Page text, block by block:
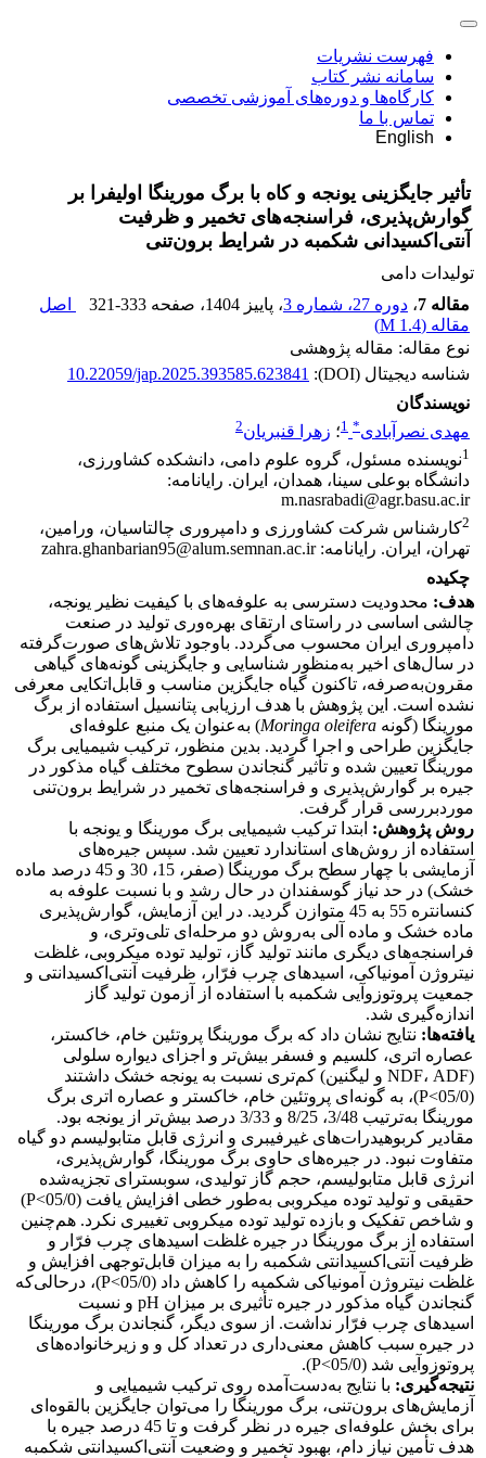
فهرست نشریات
سامانه نشر کتاب
کارگاه‌ها و دوره‌های آموزشی تخصصی
تماس با ما
English
تأثیر جایگزینی یونجه و کاه با برگ مورینگا اولیفرا بر
گوارش‌پذیری، فراسنجه‌های تخمیر و ظرفیت
آنتی‌اکسیدانی شکمبه در شرایط برون‌تنی
تولیدات دامی
مقاله 7
، دوره 27، شماره 3 ، پاییز 1404 ، صفحه 321-333
اصل
مقاله (1.4 M
)
نوع مقاله: مقاله پژوهشی
شناسه دیجیتال (DOI):
10.22059/jap.2025.393585.623841
نویسندگان
مهدی نصرآبادی*
1؛ زهرا قنبریان2
1نویسنده مسئول، گروه علوم دامی، دانشکده کشاورزی،
دانشگاه بوعلی سینا، همدان، ایران. رایانامه:
m.nasrabadi@agr.basu.ac.ir
2کارشناس شرکت کشاورزی و دامپروری چالتاسیان، ورامین،
تهران، ایران. رایانامه: zahra.ghanbarian95@alum.semnan.ac.ir
چکیده
هدف: محدودیت دسترسی به علوفه‌های با کیفیت نظیر یونجه،
چالشی اساسی در راستای ارتقای بهره‌وری تولید در صنعت
دامپروری ایران محسوب می‌گردد. باوجود تلاش‌های صورت‌گرفته
در سال‌های اخیر به‌منظور شناسایی و جایگزینی گونه‌های گیاهی
مقرون‌به‌صرفه، تاکنون گیاه جایگزین مناسب و قابل‌اتکایی معرفی
نشده است. این پژوهش با هدف ارزیابی پتانسیل استفاده از برگ
مورینگا (گونه
Moringa oleifera
) به‌عنوان یک منبع علوفه‌ای
جایگزین طراحی و اجرا گردید. بدین منظور، ترکیب شیمیایی برگ
مورینگا تعیین شده و تأثیر گنجاندن سطوح مختلف گیاه مذکور در
جیره بر گوارش‌پذیری و فراسنجه‌های تخمیر در شرایط برون‌تنی
موردبررسی قرار گرفت.
روش پژوهش: ابتدا ترکیب شیمیایی برگ مورینگا و یونجه با
استفاده از روش‌های استاندارد تعیین شد. سپس جیره‌های
آزمایشی با چهار سطح برگ مورینگا (صفر، 15، 30 و 45 درصد ماده
خشک) در حد نیاز گوسفندان در حال رشد و با نسبت علوفه به
کنسانتره 55 به 45 متوازن گردید. در این آزمایش، گوارش‌پذیری
ماده خشک و ماده آلی به‌روش دو مرحله‌ای تلی‌وتری، و
فراسنجه‌های دیگری مانند تولید گاز، تولید توده میکروبی، غلظت
نیتروژن آمونیاکی، اسیدهای چرب فرّار، ظرفیت آنتی‌اکسیدانتی و
جمعیت پروتوزوآیی شکمبه با استفاده از آزمون تولید گاز
اندازه‌گیری شد.
یافته‌ها: نتایج نشان داد که برگ مورینگا پروتئین خام، خاکستر،
عصاره اتری، کلسیم و فسفر بیش‌تر و اجزای دیواره سلولی
(NDF، ADF و لیگنین) کم‌تری نسبت به یونجه خشک داشتند
(05/0>P)، به گونه‌ای پروتئین خام، خاکستر و عصاره اتری برگ
مورینگا به‌ترتیب 3/48، 8/25 و 3/33 درصد بیش‌تر از یونجه بود.
مقادیر کربوهیدرات‌های غیرفیبری و انرژی قابل متابولیسم دو گیاه
متفاوت نبود. در جیره‌های حاوی برگ مورینگا، گوارش‌پذیری،
انرژی قابل متابولیسم، حجم گاز تولیدی، سوبسترای تجزیه‌شده
حقیقی و تولید توده میکروبی به‌طور خطی افزایش یافت (05/0>P)
و شاخص تفکیک و بازده تولید توده میکروبی تغییری نکرد. هم‌چنین
استفاده از برگ مورینگا در جیره غلظت اسیدهای چرب فرّار و
ظرفیت آنتی‌اکسیدانتی شکمبه را به میزان قابل‌توجهی افزایش و
غلظت نیتروژن آمونیاکی شکمبه را کاهش داد (05/0>P)، درحالی‌که
گنجاندن گیاه مذکور در جیره تأثیری بر میزان pH و نسبت
اسیدهای چرب فرّار نداشت. از سوی دیگر، گنجاندن برگ مورینگا
در جیره سبب کاهش معنی‌داری در تعداد کل و و زیرخانواده‌های
پروتوزوآیی شد (05/0>P).
نتیجه‌گیری: با نتایج به‌دست‌آمده روی ترکیب شیمیایی و
آزمایش‌های برون‌تنی، برگ مورینگا را می‌توان جایگزین بالقوه‌ای
برای بخش علوفه‌ای جیره در نظر گرفت و تا 45 درصد جیره با
هدف تأمین نیاز دام، بهبود تخمیر و وضعیت آنتی‌اکسیدانتی شکمبه